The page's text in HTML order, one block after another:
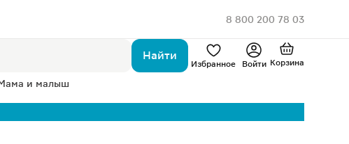
8 800 200 78 03
Найти
Избранное Войти Корзина
и малыш